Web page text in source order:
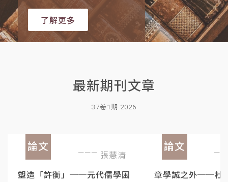
了解更多
最新期刊文章
37卷1期 2026
論文
張慧清
塑造「許衡」──元代儒學困
論文
章學誠之外──杜